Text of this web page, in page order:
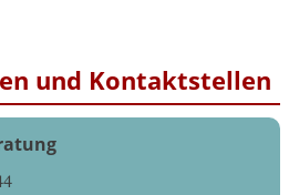
und Kontaktstellen